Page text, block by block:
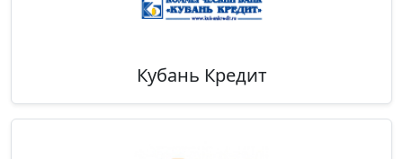
Кубань Кредит